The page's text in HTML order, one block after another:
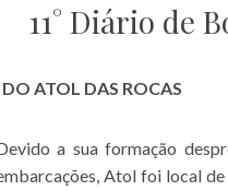
11° Diário de
ATOL DAS ROCAS
a sua formação
Atol foi local